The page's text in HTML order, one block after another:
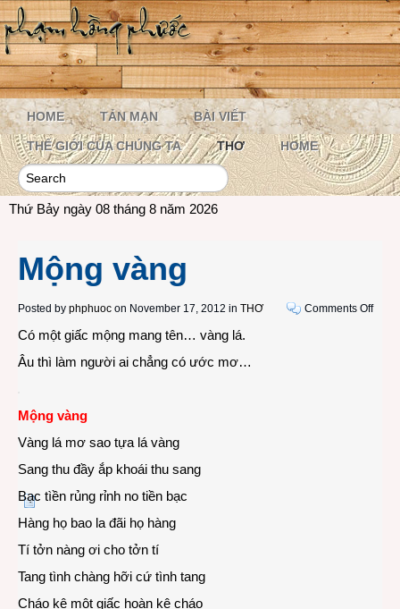
HOME TẢN MẠN BÀI VIẾT
THẾ GIỚI CỦA CHÚNG TA THƠ HOME
Thứ Bảy ngày 08 tháng 8 năm 2026
Mộng vàng
Posted by phphuoc on November 17, 2012 in THƠ Comments Offon
Có một giấc mộng mang tên… vàng lá.
Âu thì làm người ai chẳng có ước mơ…
Mộng vàng
Vàng lá mơ sao tựa lá vàng
Sang thu đầy ắp khoái thu sang
Bạc tìền rủng rỉnh no tiền bạc
Hàng họ bao la đãi họ hàng
Tí tởn nàng ơi cho tởn tí
Tang tình chàng hỡi cứ tình tang
Cháo kê một giấc hoàn kê cháo